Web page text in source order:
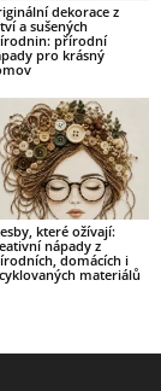
dekorace z
a sušených
přírodní
pro krásný
které ožívají:
nápady z
domácích i
materiálů